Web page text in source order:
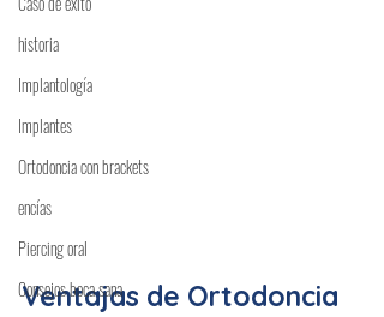
historia
Implantología
Implantes
Ortodoncia con brackets
encías
Piercing oral
Consejos boca sana
Ventajas de Ortodoncia